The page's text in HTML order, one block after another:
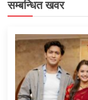
सम्बन्धित खवर